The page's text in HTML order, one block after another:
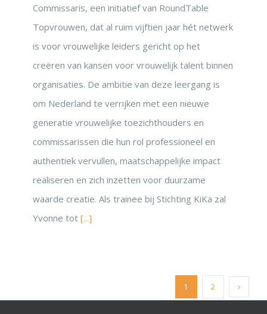
Commissaris, een initiatief van RoundTable
Topvrouwen, dat al ruim vijftien jaar hét netwerk
is voor vrouwelijke leiders gericht op het
creëren van kansen voor vrouwelijk talent binnen
organisaties. De ambitie van deze leergang is
om Nederland te verrijken met een nieuwe
generatie vrouwelijke toezichthouders en
commissarissen die hun rol professioneel en
authentiek vervullen, maatschappelijke impact
realiseren en zich inzetten voor duurzame
waarde creatie. Als trainee bij Stichting KiKa zal
Yvonne tot [...]
1 2